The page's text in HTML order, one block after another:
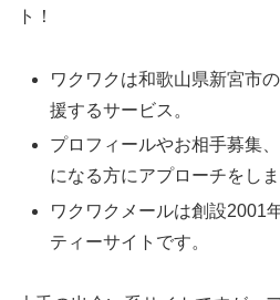
ト！
ワクワクは和歌山県新宮市
援するサービス。
プロフィールやお相手募集
になる方にアプローチをしま
ワクワクメールは創設2001
ティーサイトです。